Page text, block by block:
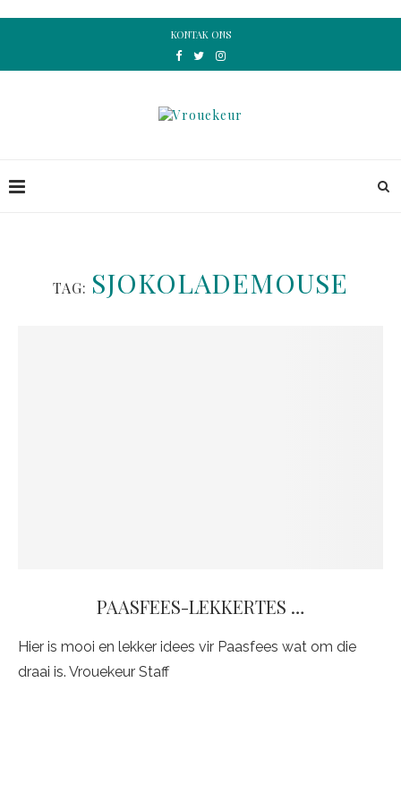
KONTAK ONS
TAG: SJOKOLADEMOUSE
PAASFEES-LEKKERTES …
Hier is mooi en lekker idees vir Paasfees wat om die
draai is. Vrouekeur Staff